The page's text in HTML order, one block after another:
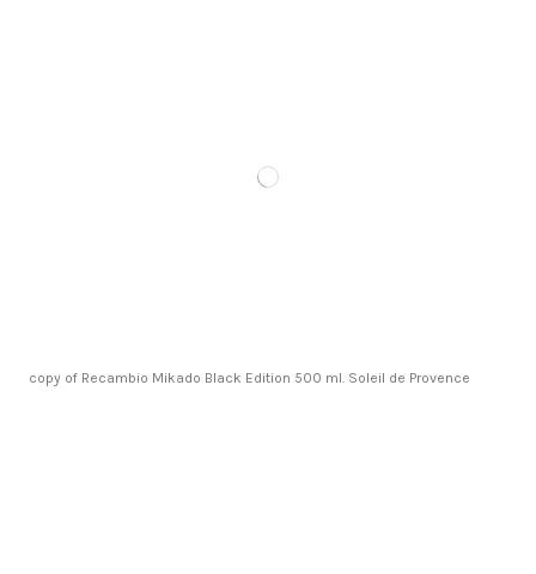
copy of Recambio Mikado Black Edition 500 ml. Soleil de Provence